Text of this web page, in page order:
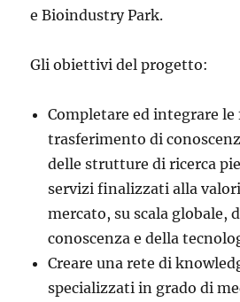
e Bioindustry Park.
Gli obiettivi del progetto:
Completare ed integrare
trasferimento di
delle strutture di ricerca
servizi finalizzati alla
mercato, su scala globale,
conoscenza e della
Creare una rete di
specializzati in grado di